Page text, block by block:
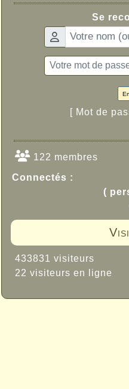
Se
[ Mot de
122 membres
Connectés :
(
433831 visiteurs
22 visiteurs en ligne